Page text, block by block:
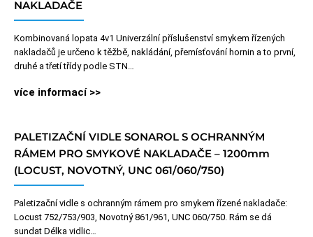
NAKLADAČE
Kombinovaná lopata 4v1 Univerzální příslušenství smykem řízených
nakladačů je určeno k těžbě, nakládání, přemísťování hornin a to první,
druhé a třetí třídy podle STN…
více informací >>
PALETIZAČNÍ VIDLE SONAROL S OCHRANNÝM
RÁMEM PRO SMYKOVÉ NAKLADAČE – 1200mm
(LOCUST, NOVOTNÝ, UNC 061/060/750)
Paletizační vidle s ochranným rámem pro smykem řízené nakladače:
Locust 752/753/903, Novotný 861/961, UNC 060/750. Rám se dá
sundat Délka vidlic…